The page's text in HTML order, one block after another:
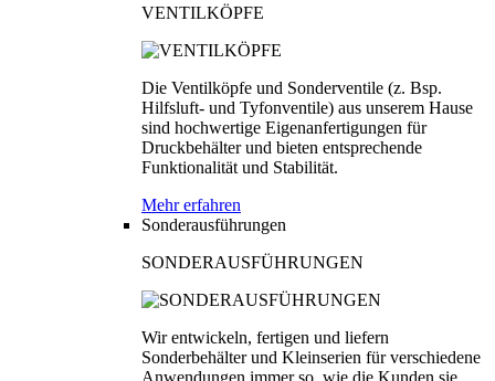
VENTILKÖPFE
Die Ventilköpfe und Sonderventile (z. Bsp.
Hilfsluft- und Tyfonventile) aus unserem Hause
sind hochwertige Eigenanfertigungen für
Druckbehälter und bieten entsprechende
Funktionalität und Stabilität.
Mehr erfahren
Sonderausführungen
SONDERAUSFÜHRUNGEN
Wir entwickeln, fertigen und liefern
Sonderbehälter und Kleinserien für verschiedene
Anwendungen immer so, wie die Kunden sie